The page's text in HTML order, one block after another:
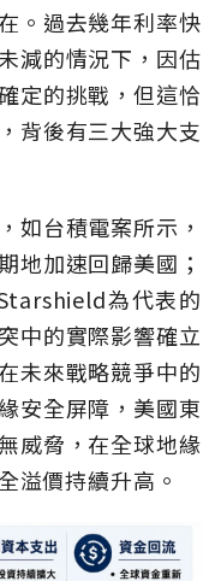
。過去幾年利率快
減的情況下，因估
定的挑戰，但這恰
背後有三大強大支
如台積電案所示，
地加速回歸美國；
為代表的
中的實際影響確立
未來戰略競爭中的
安全屏障，美國東
威脅，在全球地緣
溢價持續升高。